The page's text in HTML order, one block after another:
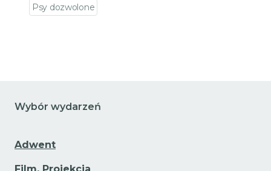
Psy dozwolone
Wybór wydarzeń
Adwent